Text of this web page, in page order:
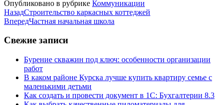
Опубликовано в рубрике Коммуникации
НазадСтроительство каркасных коттеджей
ВпередЧастная начальная школа
Свежие записи
Бурение скважин под ключ: особенности организации
работ
В каком районе Курска лучше купить квартиру семье с
маленькими детьми
Как создать и провести документ в 1С: Бухгалтерии 8.3